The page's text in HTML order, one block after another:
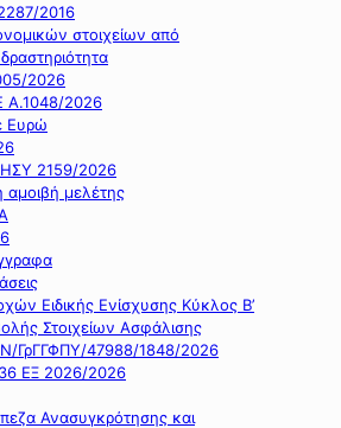
2016
στοιχείων από
2026
2026
Ευρώ
2159/2026
αμοιβή μελέτης
Ειδικής Ενίσχυσης Κύκλος Β’
Στοιχείων Ασφάλισης
ΓρΓΓΦΠΥ/47988/1848/2026
ΕΞ 2026/2026
Ανασυγκρότησης και